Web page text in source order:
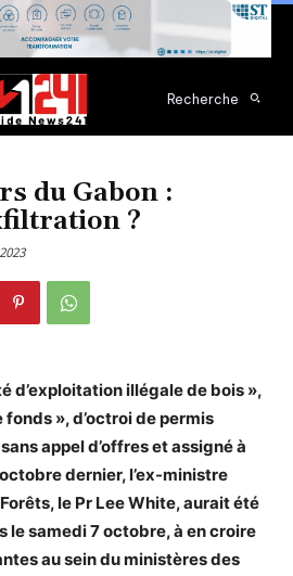
Recherche
du Gabon :
?
d’exploitation illégale de bois »,
», d’octroi de permis
appel d’offres et assigné à
dernier, l’ex-ministre
le Pr Lee White, aurait été
le samedi 7 octobre, à en croire
au sein du ministères des